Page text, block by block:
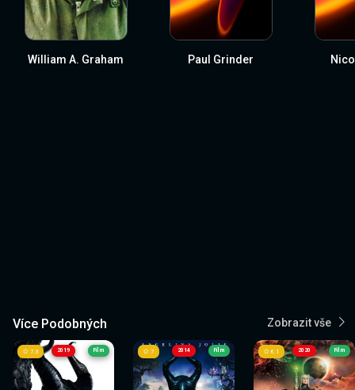
William A. Graham Paul Grinder
Více Podobných Zobrazit vše
2019
7.3 Film 2014
7 Film 2020
6.1 Film